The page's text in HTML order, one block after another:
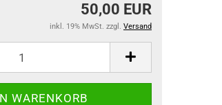
50,00 EUR
inkl. 19% MwSt. zzgl. Versand